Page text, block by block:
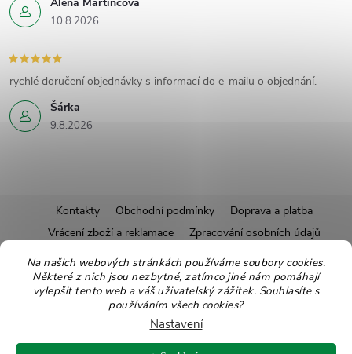
Na našich webových stránkách používáme soubory cookies.
Některé z nich jsou nezbytné, zatímco jiné nám pomáhají
vylepšit tento web a váš uživatelský zážitek. Souhlasíte s
používáním všech cookies?
Nastavení
10.8.2026
Šárka
9.8.2026
rychlé doručení objednávky s informací do e-mailu o objednání.
á
Kontakty Obchodní podmínky
Doprava a platba
Vrácení zboží a reklamace
Zpracování osobních údajů
Pravidla soutěží
Affiliate program
Recepty
Pro nové dodavatele
Ekologické balení Moje objednávka
Copyright 2026Zdravoslav. Všechna práva vyhrazena.Upravit nastavení